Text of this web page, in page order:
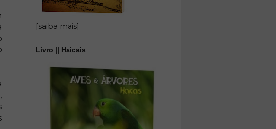
[saiba mais]
Livro || Haicais